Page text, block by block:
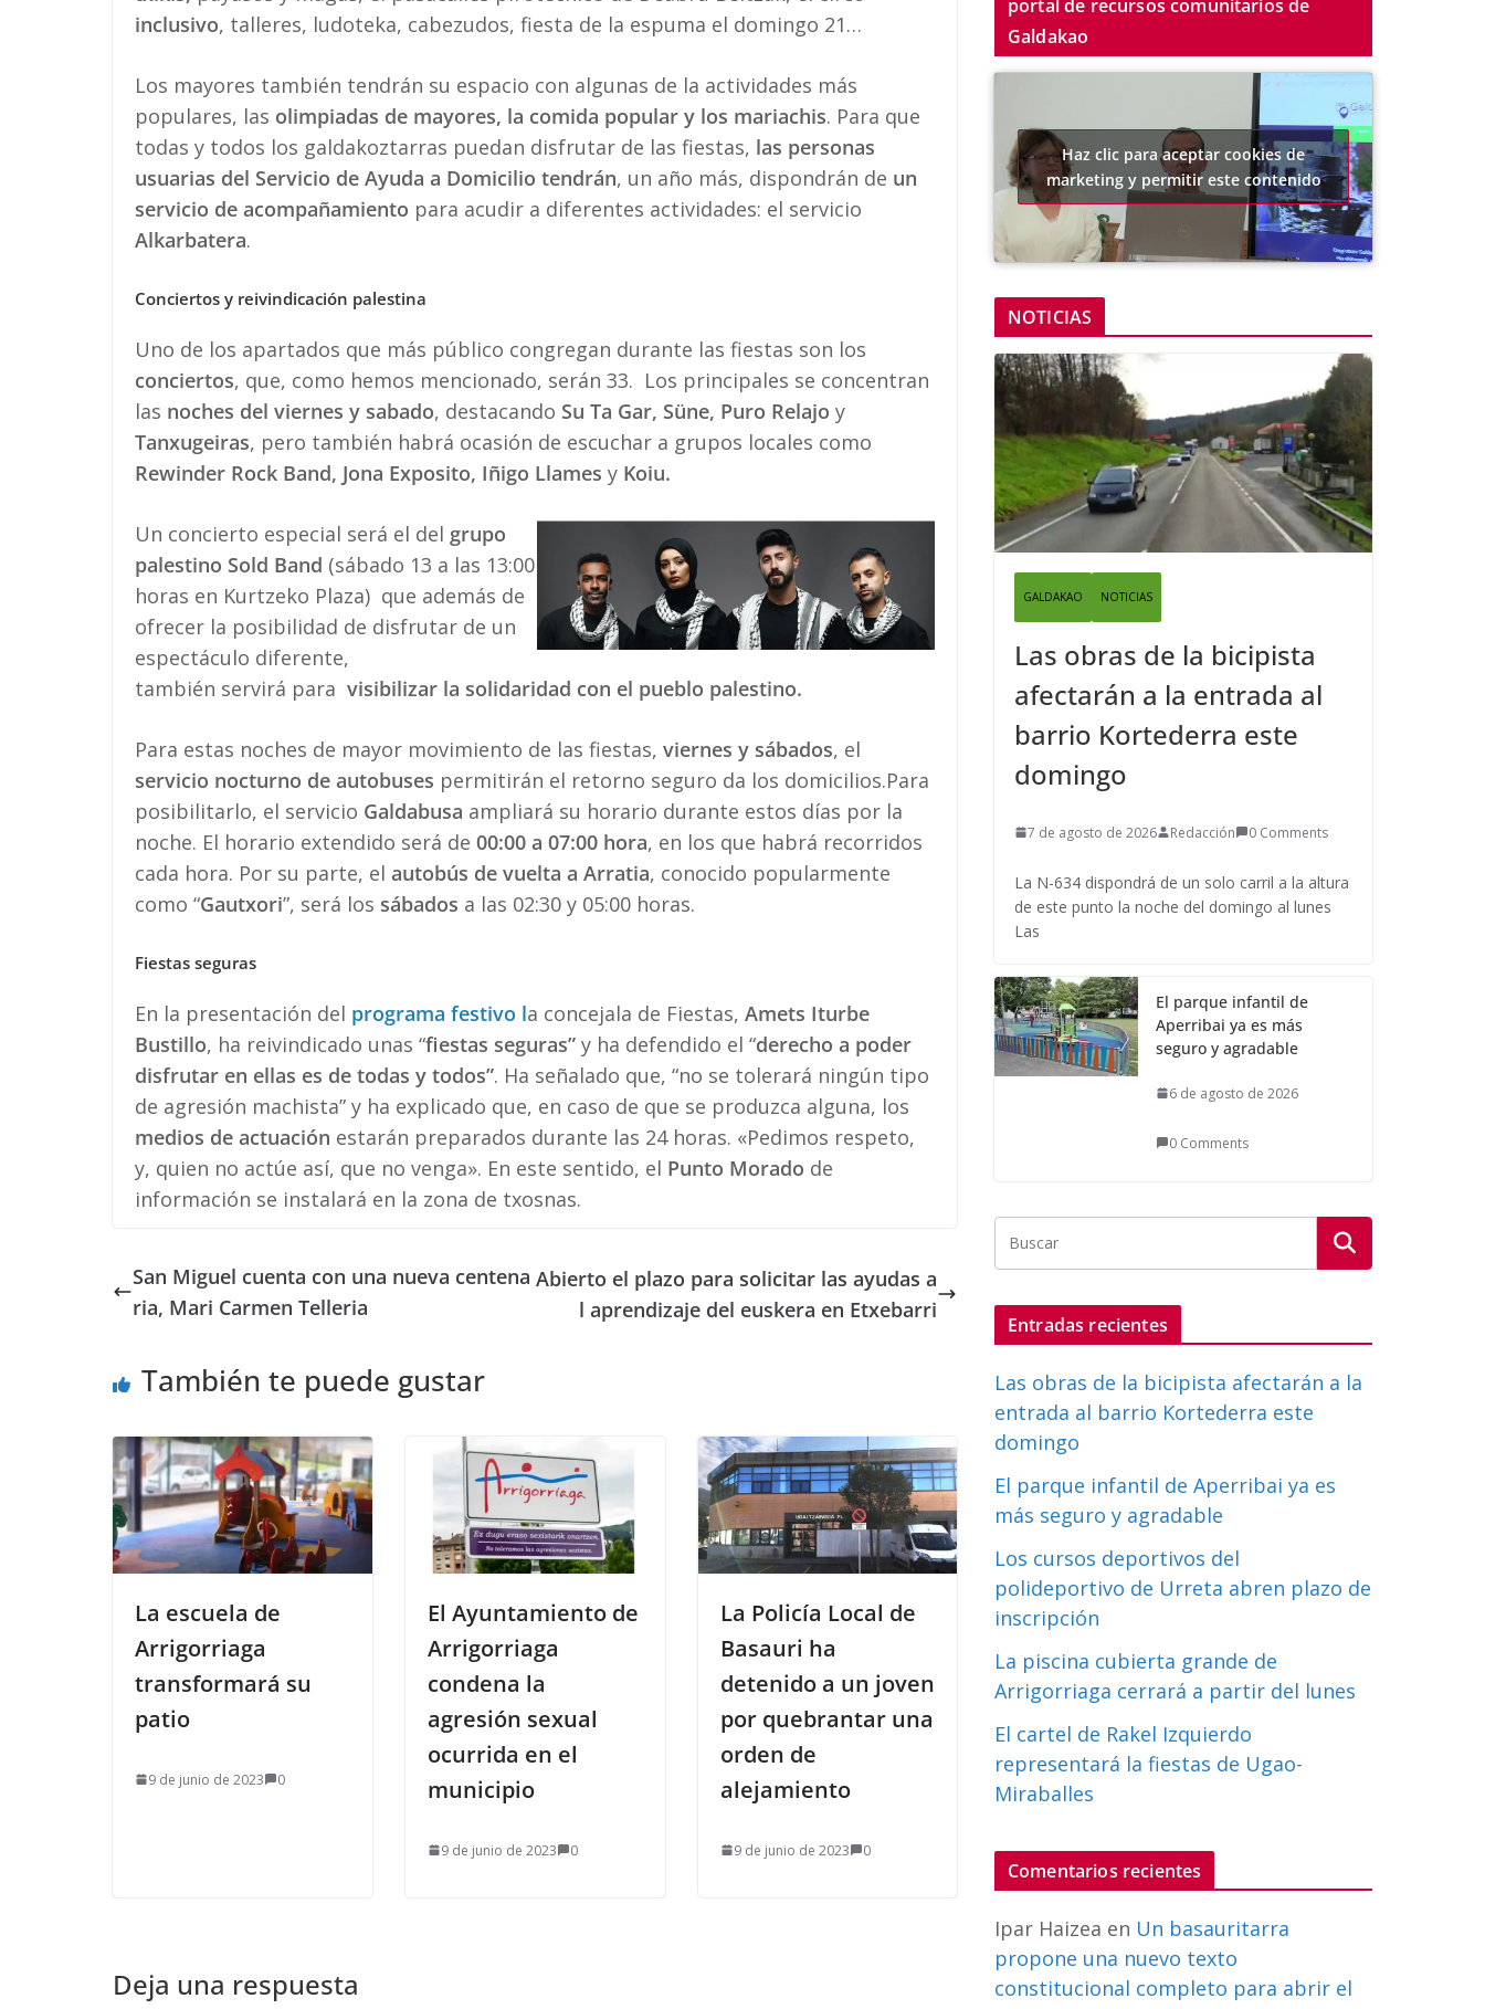
inclusivo, talleres, ludoteka, cabezudos, fiesta de la espuma el domingo 21…
Los mayores también tendrán su espacio con algunas de la actividades más
populares, las olimpiadas de mayores, la comida popular y los mariachis. Para que
todas y todos los galdakoztarras puedan disfrutar de las fiestas, las personas
usuarias del Servicio de Ayuda a Domicilio tendrán, un año más, dispondrán de un
servicio de acompañamiento para acudir a diferentes actividades: el servicio
Alkarbatera.
Conciertos y reivindicación palestina
Uno de los apartados que más público congregan durante las fiestas son los
conciertos, que, como hemos mencionado, serán 33. Los principales se concentran
las noches del viernes y sabado, destacando Su Ta Gar, Süne, Puro Relajo y
Tanxugeiras, pero también habrá ocasión de escuchar a grupos locales como
Rewinder Rock Band, Jona Exposito, Iñigo Llames y Koiu.
Un concierto especial será el del grupo
palestino Sold Band (sábado 13 a las 13:00
horas en Kurtzeko Plaza) que además de
ofrecer la posibilidad de disfrutar de un
espectáculo diferente,
también servirá para visibilizar la solidaridad con el pueblo palestino.
Para estas noches de mayor movimiento de las fiestas, viernes y sábados, el
servicio nocturno de autobuses permitirán el retorno seguro da los domicilios.Para
posibilitarlo, el servicio Galdabusa ampliará su horario durante estos días por la
noche. El horario extendido será de 00:00 a 07:00 hora, en los que habrá recorridos
cada hora. Por su parte, el autobús de vuelta a Arratia, conocido popularmente
como “Gautxori”, será los sábados a las 02:30 y 05:00 horas.
Fiestas seguras
En la presentación del programa festivo la concejala de Fiestas, Amets Iturbe
Bustillo, ha reivindicado unas “fiestas seguras” y ha defendido el “derecho a poder
disfrutar en ellas es de todas y todos”. Ha señalado que, “no se tolerará ningún tipo
de agresión machista” y ha explicado que, en caso de que se produzca alguna, los
medios de actuación estarán preparados durante las 24 horas. «Pedimos respeto,
y, quien no actúe así, que no venga». En este sentido, el Punto Morado de
información se instalará en la zona de txosnas.
San Miguel cuenta con una nueva centena
ria, Mari Carmen Telleria
Abierto el plazo para solicitar las ayudas a
l aprendizaje del euskera en Etxebarri
También te puede gustar
La escuela de
Arrigorriaga
transformará su
patio
9 de junio de 2023 0
El Ayuntamiento de
Arrigorriaga
condena la
agresión sexual
ocurrida en el
municipio
9 de junio de 2023 0
La Policía Local de
Basauri ha
detenido a un joven
por quebrantar una
orden de
alejamiento
9 de junio de 2023 0
Deja una respuesta
portal de recursos comunitarios de
Galdakao
Haz clic para aceptar cookies de
marketing y permitir este contenido
NOTICIAS
GALDAKAO NOTICIAS
Las obras de la bicipista
afectarán a la entrada al
barrio Kortederra este
domingo
7 de agosto de 2026 Redacción 0 Comments
La N-634 dispondrá de un solo carril a la altura
de este punto la noche del domingo al lunes
Las
El parque infantil de
Aperribai ya es más
seguro y agradable
6 de agosto de 2026
0 Comments
Entradas recientes
Las obras de la bicipista afectarán a la
entrada al barrio Kortederra este
domingo
El parque infantil de Aperribai ya es
más seguro y agradable
Los cursos deportivos del
polideportivo de Urreta abren plazo de
inscripción
La piscina cubierta grande de
Arrigorriaga cerrará a partir del lunes
El cartel de Rakel Izquierdo
representará la fiestas de Ugao-
Miraballes
Comentarios recientes
Ipar Haizea en Un basauritarra
propone una nuevo texto
constitucional completo para abrir el